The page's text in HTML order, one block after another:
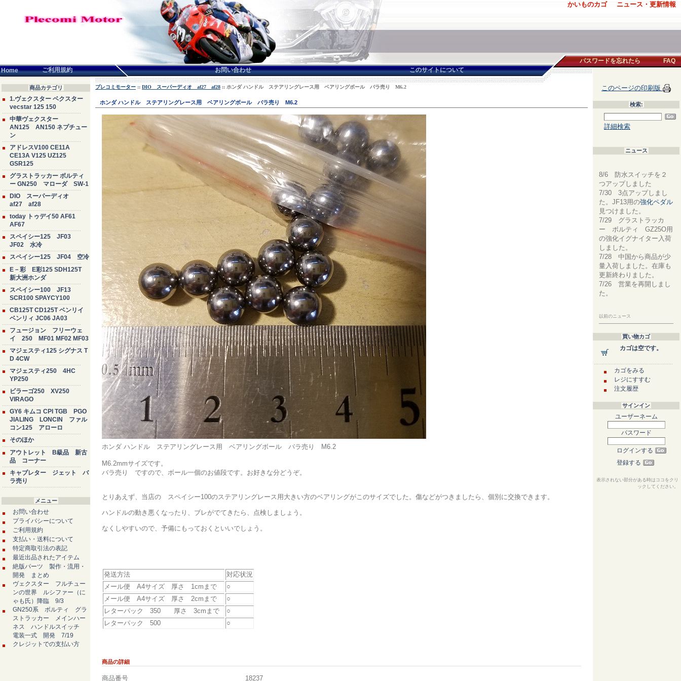
かいものカゴ ニュース・更新情報
Home ご利用規約 お問い合わせ このサイトについて
パスワードを忘れたら FAQ
商品カテゴリ
1.ヴェクスター ベクスター
vecstar 125 150
中華ヴェクスター
AN125 AN150 ネプチュー
ン
アドレスV100 CE11A
CE13A V125 UZ125
GSR125
グラストラッカー ボルティ
ー GN250 マローダ SW-1
DIO スーパーディオ
af27 af28
today トゥデイ50 AF61
AF67
スペイシー125 JF03
JF02 水冷
スペイシー125 JF04 空冷
E－彩 E彩125 SDH125T
新大洲ホンダ
スペイシー100 JF13
SCR100 SPAYCY100
CB125T CD125T ベンリイ
ベンリィ JC06 JA03
フュージョン フリーウェ
イ 250 MF01 MF02 MF03
マジェスティ125 シグナス T
D 4CW
マジェスティ250 4HC
YP250
ビラーゴ250 XV250
VIRAGO
GY6 キムコ CPI TGB PGO
JIALING LONCIN ファル
コン125 アローロ
そのほか
アウトレット B級品 新古
品 コーナー
キャブレター ジェット バ
ラ売り
メニュー
お問い合わせ
プライバシーについて
ご利用規約
支払い・送料について
特定商取引法の表記
最近出品されたアイテム
絶版パーツ 製作・流用・
開発 まとめ
ヴェクスター フルチュー
ンの世界 ルシファー（に
ゃも氏）降臨 9/3
GN250系 ボルティ グラ
ストラッカー メインハー
ネス ハンドルスイッチ
電装一式 開発 7/19
クレジットでの支払い方
プレコミモーター :: DIO スーパーディオ af27 af28 :: ホンダ ハンドル ステアリングレース用 ベアリングボール バラ売り M6.2
ホンダ ハンドル ステアリングレース用 ベアリングボール バラ売り M6.2
ホンダ ハンドル ステアリングレース用 ベアリングボール バラ売り M6.2
M6.2mmサイズです。
バラ売り ですので、ボール一個のお値段です。お好きな分どうぞ。
とりあえず、当店の スペイシー100のステアリングレース用大きい方のベアリングがこのサイズでした。傷などがつきましたら、個別に交換できます。
ハンドルの動き悪くなったり、ブレがでてきたら、点検しましょう。
なくしやすいので、予備にもっておくといいでしょう。
発送方法
対応状況
メール便 A4サイズ 厚さ 1cmまで
○
メール便 A4サイズ 厚さ 2cmまで
○
レターパック 350 厚さ 3cmまで
○
レターパック 500
○
商品の詳細
商品番号 18237
このページの印刷版
検索:
詳細検索
ニュース
8/6 防水スイッチを２
つアップしました
7/30 3点アップしまし
た。JF13用の強化ペダル
見つけました。
7/29 グラストラッカ
ー ボルティ GZ25O用
の強化イグナイター入荷
しました。
7/28 中国から商品が少
量入荷しました。在庫も
更新終わりました。
7/26 営業を再開しまし
た。
以前のニュース
買い物カゴ
カゴは空です。
カゴをみる
レジにすすむ
注文履歴
サインイン
ユーザーネーム
パスワード
ログインする
登録する
表示されない部分がある時はココをクリ
ックしてください。